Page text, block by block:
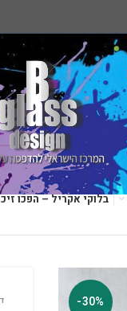
בלוקי אקריל – הפכו
-30%